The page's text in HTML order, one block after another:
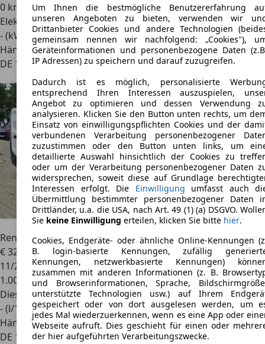
0 km
Elektro
- (kWh/100 km)
Händler
DE 13581Berlin
RenaultTrafic Kasten L2H1 110 dCi 2.0 Kamera+Allwetterr.
€ 32.8901
11/2025
1.000 km
Diesel
- (l/100 km)
Händler
DE 12247Berlin - Steglitz
Um Ihnen die bestmögliche Benutzererfahrung
unseren Angeboten zu bieten, verwenden wir
Drittanbieter Cookies und andere Technologien
gemeinsam nennen wir nachfolgend: „Cookies"),
Geräteinformationen und personenbezogene Daten
IP Adressen) zu speichern und darauf zuzugreifen.
Dadurch ist es möglich, personalisierte
entsprechend Ihren Interessen auszuspielen,
Angebot zu optimieren und dessen Verwendung
analysieren. Klicken Sie den Button unten rechts, um
Einsatz von einwilligungspflichten Cookies und der
verbundenen Verarbeitung personenbezogener
zuzustimmen oder den Button unten links, um
detaillierte Auswahl hinsichtlich der Cookies zu
oder um der Verarbeitung personenbezogener Daten
widersprechen, soweit diese auf Grundlage
Interessen erfolgt. Die Einwilligung umfasst auch
Übermittlung bestimmter personenbezogener Daten
Drittländer, u.a. die USA, nach Art. 49 (1) (a) DSGVO.
Sie keine Einwilligung erteilen, klicken Sie bitte hier.
Cookies, Endgeräte- oder ähnliche Online-Kennungen
B. login-basierte Kennungen, zufällig
Kennungen, netzwerkbasierte Kennungen)
zusammen mit anderen Informationen (z. B.
und Browserinformationen, Sprache,
unterstützte Technologien usw.) auf Ihrem
gespeichert oder von dort ausgelesen werden, um
jedes Mal wiederzuerkennen, wenn es eine App oder
Webseite aufruft. Dies geschieht für einen oder
der hier aufgeführten Verarbeitungszwecke.